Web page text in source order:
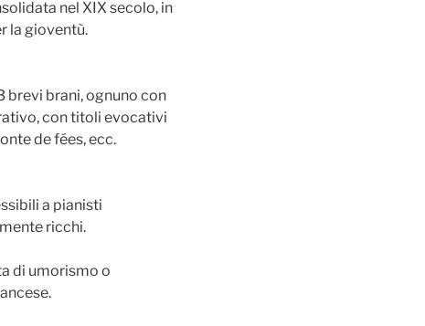
nel XIX secolo, in
la gioventù.
brevi brani, ognuno con
con titoli evocativi
de fées, ecc.
a pianisti
ricchi.
di umorismo o